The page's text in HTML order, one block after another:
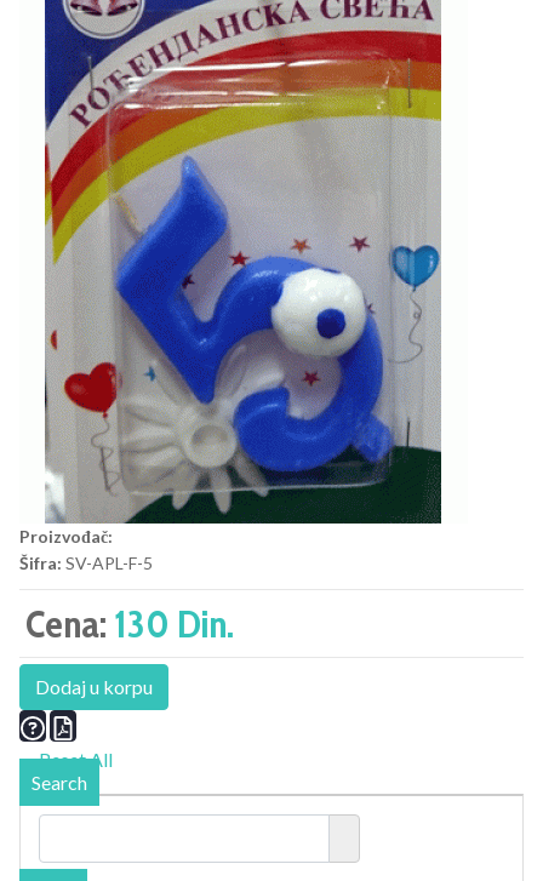
Proizvođač:
Šifra: SV-APL-F-5
Cena: 130 Din.
Dodaj u korpu
Reset All
Search